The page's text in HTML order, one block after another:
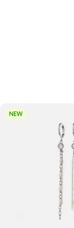
NEW